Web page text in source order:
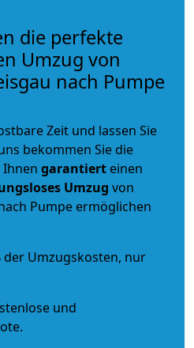
die perfekte
Umzug von
nach Pumpe
Zeit und lassen Sie
bekommen Sie die
Ihnen garantiert einen
Umzug von
Pumpe ermöglichen
der Umzugskosten, nur
und